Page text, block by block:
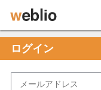
ログイン